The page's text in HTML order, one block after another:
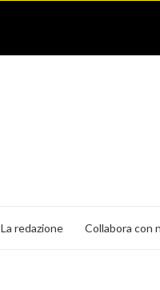
La redazione Collabora con